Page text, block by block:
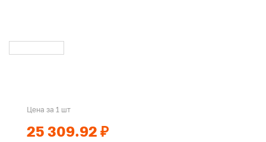
Цена за 1 шт
25 309.92 ₽